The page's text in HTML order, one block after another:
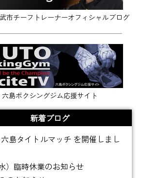
市チーフトレーナーオフィシャルブログ
六島ボクシングジム応援サイト
新着ブログ
島タイトルマッチ を開催しまし
）臨時休業のお知らせ